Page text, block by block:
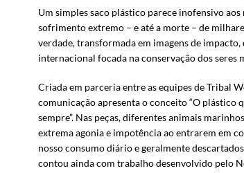
Um simples saco plástico parece inofensivo
sofrimento extremo – e até a morte – de
verdade, transformada em imagens de
internacional focada na conservação dos seres
Criada em parceria entre as equipes de Tribal
comunicação apresenta o conceito “O plástico
sempre”. Nas peças, diferentes animais
extrema agonia e impotência ao entrarem em
nosso consumo diário e geralmente
contou ainda com trabalho desenvolvido pelo